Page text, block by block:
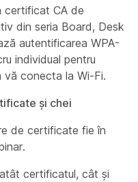
certificat CA de
din seria Board, Desk
autentificarea WPA-
individual pentru
vă conecta la Wi-Fi.
și chei
de certificate fie în
certificatul, cât și